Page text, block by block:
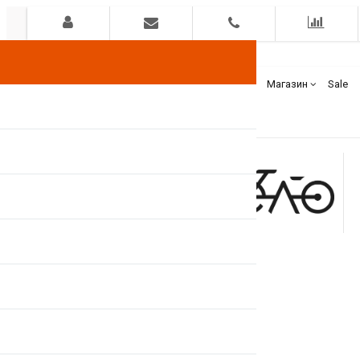
Гарантия Оплата Доставка Бренды Магазин Sale